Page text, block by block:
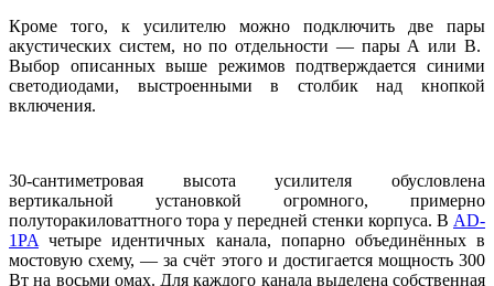
Кроме того, к усилителю можно подключить две пары
акустических систем, но по отдельности — пары А или В.
Выбор описанных выше режимов подтверждается синими
светодиодами, выстроенными в столбик над кнопкой
включения.
30-сантиметровая высота усилителя обусловлена
вертикальной установкой огромного, примерно
полуторакиловаттного тора у передней стенки корпуса. В AD-
1PA четыре идентичных канала, попарно объединённых в
мостовую схему, — за счёт этого и достигается мощность 300
Вт на восьми омах. Для каждого канала выделена собственная